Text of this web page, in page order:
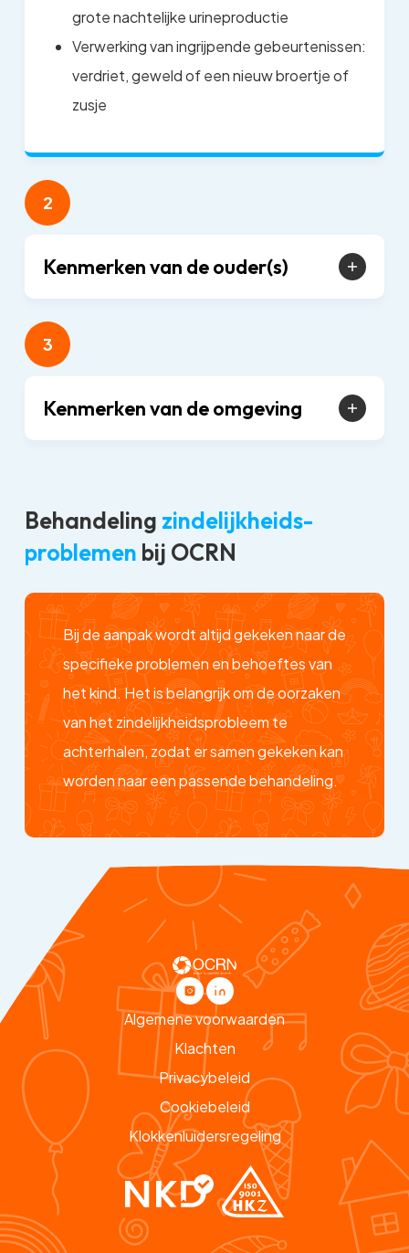
grote nachtelijke urineproductie
Verwerking van ingrijpende gebeurtenissen:
verdriet, geweld of een nieuw broertje of
zusje
2
Kenmerken van de ouder(s)
3
Kenmerken van de omgeving
Behandeling zindelijkheids-
problemen bij OCRN
Bij de aanpak wordt altijd gekeken naar de
specifieke problemen en behoeftes van
het kind. Het is belangrijk om de oorzaken
van het zindelijkheidsprobleem te
achterhalen, zodat er samen gekeken kan
worden naar een passende behandeling.
Algemene voorwaarden
Klachten
Privacybeleid
Cookiebeleid
Klokkenluidersregeling